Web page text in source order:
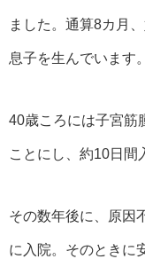
ました。通算8カ月
息子を生んでいます。
40歳ころには子宮筋
ことにし、約10日間
その数年後に、原因
に入院。そのときに